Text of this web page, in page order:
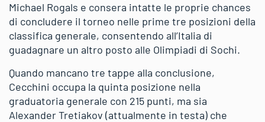
Michael Rogals e consera intatte le proprie chances
di concludere il torneo nelle prime tre posizioni della
classifica generale, consentendo all’Italia di
guadagnare un altro posto alle Olimpiadi di Sochi.
Quando mancano tre tappe alla conclusione,
Cecchini occupa la quinta posizione nella
graduatoria generale con 215 punti, ma sia
Alexander Tretiakov (attualmente in testa) che